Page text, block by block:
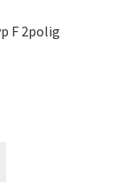
F 2polig